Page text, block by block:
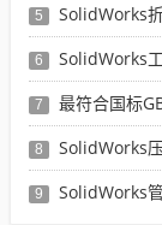
5 SolidWorks
6 SolidWorks工程
7 最符合国标GB
8 SolidWorks压
9 SolidWorks